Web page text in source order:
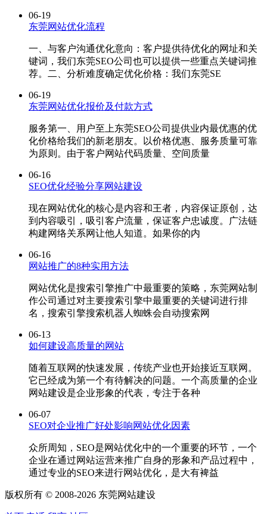
06-19
东莞网站优化流程
一、与客户沟通优化意向：客户提供待优化的网址和关
键词，我们东莞SEO公司也可以提供一些重点关键词推
荐。二、分析难度确定优化价格：我们东莞SE
06-19
东莞网站优化报价及付款方式
服务第一、用户至上东莞SEO公司提供业内最优惠的优
化价格给我们的新老朋友。以价格优惠、服务质量可靠
为原则。由于客户网站代码质量、空间质量
06-16
SEO优化经验分享网站建设
现在网站优化的核心是内容和王者，内容保证原创，达
到内容吸引，吸引客户流量，保证客户忠诚度。广法链
构建网络关系网让他人知道。如果你的内
06-16
网站推广的8种实用方法
网站优化是搜索引擎推广中最重要的策略，东莞网站制
作公司通过对主要搜索引擎中最重要的关键词进行排
名，搜索引擎搜索机器人蜘蛛会自动搜索网
06-13
如何建设高质量的网站
随着互联网的快速发展，传统产业也开始接近互联网。
它已经成为第一个有待解决的问题。一个高质量的企业
网站建设是企业形象的代表，专注于各种
06-07
SEO对企业推广好处影响网站优化因素
众所周知，SEO是网站优化中的一个重要的环节，一个
企业在通过网站运营来推广自身的形象和产品过程中，
通过专业的SEO来进行网站优化，是大有裨益
版权所有 © 2008-2026 东莞网站建设